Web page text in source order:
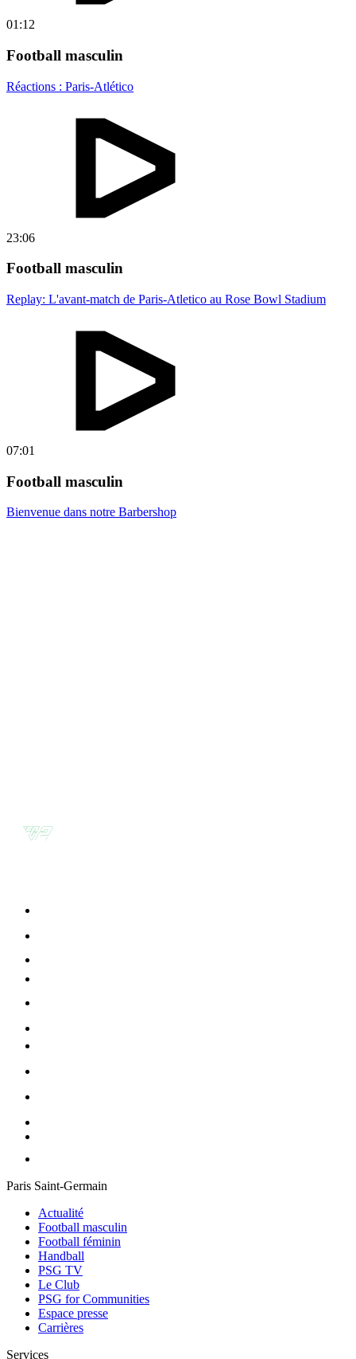
01:12
Football masculin
Réactions : Paris-Atlético
23:06
Football masculin
Replay: L'avant-match de Paris-Atletico au Rose Bowl Stadium
07:01
Football masculin
Bienvenue dans notre Barbershop
Paris Saint-Germain
Actualité
Football masculin
Football féminin
Handball
PSG TV
Le Club
PSG for Communities
Espace presse
Carrières
Services